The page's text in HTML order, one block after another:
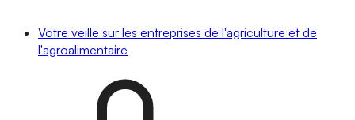
Votre veille sur les entreprises de l'agriculture et de
l'agroalimentaire